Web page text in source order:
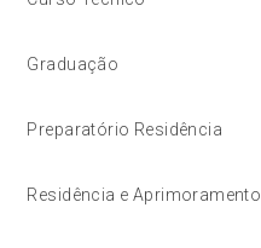
Graduação
Preparatório Residência
Residência e Aprimoramento